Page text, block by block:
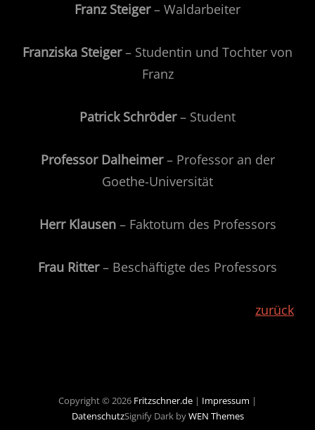
Franz Steiger– Waldarbeiter
Franziska Steiger– Studentin und Tochter von
Franz
Patrick Schröder– Student
Professor Dalheimer– Professor an der
Goethe-Universität
Herr Klausen– Faktotum des Professors
Frau Ritter– Beschäftigte des Professors
zurück
Copyright © 2026 Fritzschner.de | Impressum |
DatenschutzSignify Dark byWEN Themes